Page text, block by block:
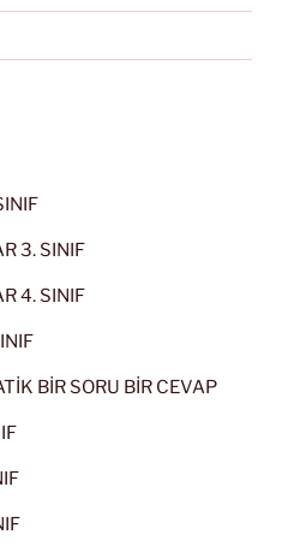
3. SINIF
4. SINIF
BİR SORU BİR CEVAP